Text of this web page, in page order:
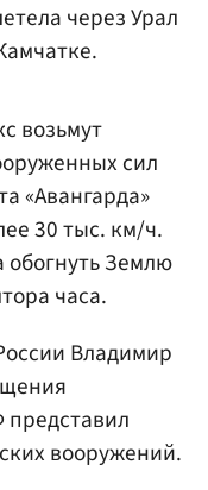
через Урал
возьмут
сил
«Авангарда»
30 тыс. км/ч.
обогнуть Землю
часа.
Владимир
вооружений.